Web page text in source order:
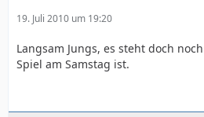
19. Juli 2010 um 19:20
Langsam Jungs, es steht doch
Spiel am Samstag ist.